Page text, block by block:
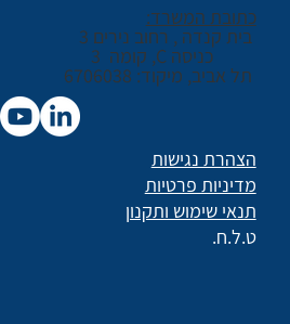
כתובת המשרד:
בית קנדה , רחוב נירים 3
כניסה C, קומה 3
תל אביב, מיקוד: 6706038
הצהרת נגישות
תנאי שימוש ותקנון
מדיניות פרטיות
ט.ל.ח.